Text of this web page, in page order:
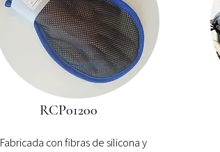
RCP01200
Fabricada con fibras de silicona y